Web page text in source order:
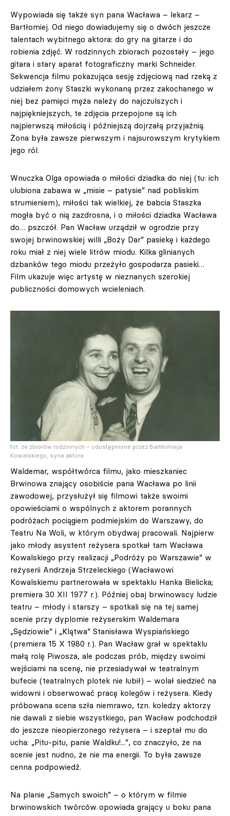
Wypowiada się także syn pana Wacława – lekarz –
Bartłomiej. Od niego dowiadujemy się o dwóch jeszcze
talentach wybitnego aktora: do gry na gitarze i do
robienia zdjęć. W rodzinnych zbiorach pozostały – jego
gitara i stary aparat fotograficzny marki Schneider.
Sekwencja filmu pokazująca sesję zdjęciową nad rzeką z
udziałem żony Staszki wykonaną przez zakochanego w
niej bez pamięci męża należy do najczulszych i
najpiękniejszych, te zdjęcia przepojone są ich
najpierwszą miłością i późniejszą dojrzałą przyjaźnią.
Żona była zawsze pierwszym i najsurowszym krytykiem
jego ról.
Wnuczka Olga opowiada o miłości dziadka do niej (tu: ich
ulubiona zabawa w „misie – patysie” nad pobliskim
strumieniem), miłości tak wielkiej, że babcia Staszka
mogła być o nią zazdrosna, i o miłości dziadka Wacława
do… pszczół. Pan Wacław urządził w ogrodzie przy
swojej brwinowskiej willi „Boży Dar” pasiekę i każdego
roku miał z niej wiele litrów miodu. Kilka glinianych
dzbanków tego miodu przeżyło gospodarza pasieki…
Film ukazuje więc artystę w nieznanych szerokiej
publiczności domowych wcieleniach.
fot. ze zbiorów rodzinnych – udostępnione przez Bartłomieja
Kowalskiego, syna aktora
Waldemar, współtwórca filmu, jako mieszkaniec
Brwinowa znający osobiście pana Wacława po linii
zawodowej, przysłużył się filmowi także swoimi
opowieściami o wspólnych z aktorem porannych
podróżach pociągiem podmiejskim do Warszawy, do
Teatru Na Woli, w którym obydwaj pracowali. Najpierw
jako młody asystent reżysera spotkał tam Wacława
Kowalskiego przy realizacji „Podróży po Warszawie” w
reżyserii Andrzeja Strzeleckiego (Wacławowi
Kowalskiemu partnerowała w spektaklu Hanka Bielicka;
premiera 30 XII 1977 r.). Później obaj brwinowscy ludzie
teatru – młody i starszy – spotkali się na tej samej
scenie przy dyplomie reżyserskim Waldemara
„Sędziowie” i „Klątwa” Stanisława Wyspiańskiego
(premiera 15 X 1980 r.). Pan Wacław grał w spektaklu
małą rolę Piwosza, ale podczas prób, między swoimi
wejściami na scenę, nie przesiadywał w teatralnym
bufecie (teatralnych plotek nie lubił) – wolał siedzieć na
widowni i obserwować pracę kolegów i reżysera. Kiedy
próbowana scena szła niemrawo, tzn. koledzy aktorzy
nie dawali z siebie wszystkiego, pan Wacław podchodził
do jeszcze nieopierzonego reżysera – i szeptał mu do
ucha: „Pitu-pitu, panie Waldku!...”, co znaczyło, że na
scenie jest nudno, że nie ma energii. To była zawsze
cenna podpowiedź.
Na planie „Samych swoich” – o którym w filmie
brwinowskich twórców opowiada grający u boku pana